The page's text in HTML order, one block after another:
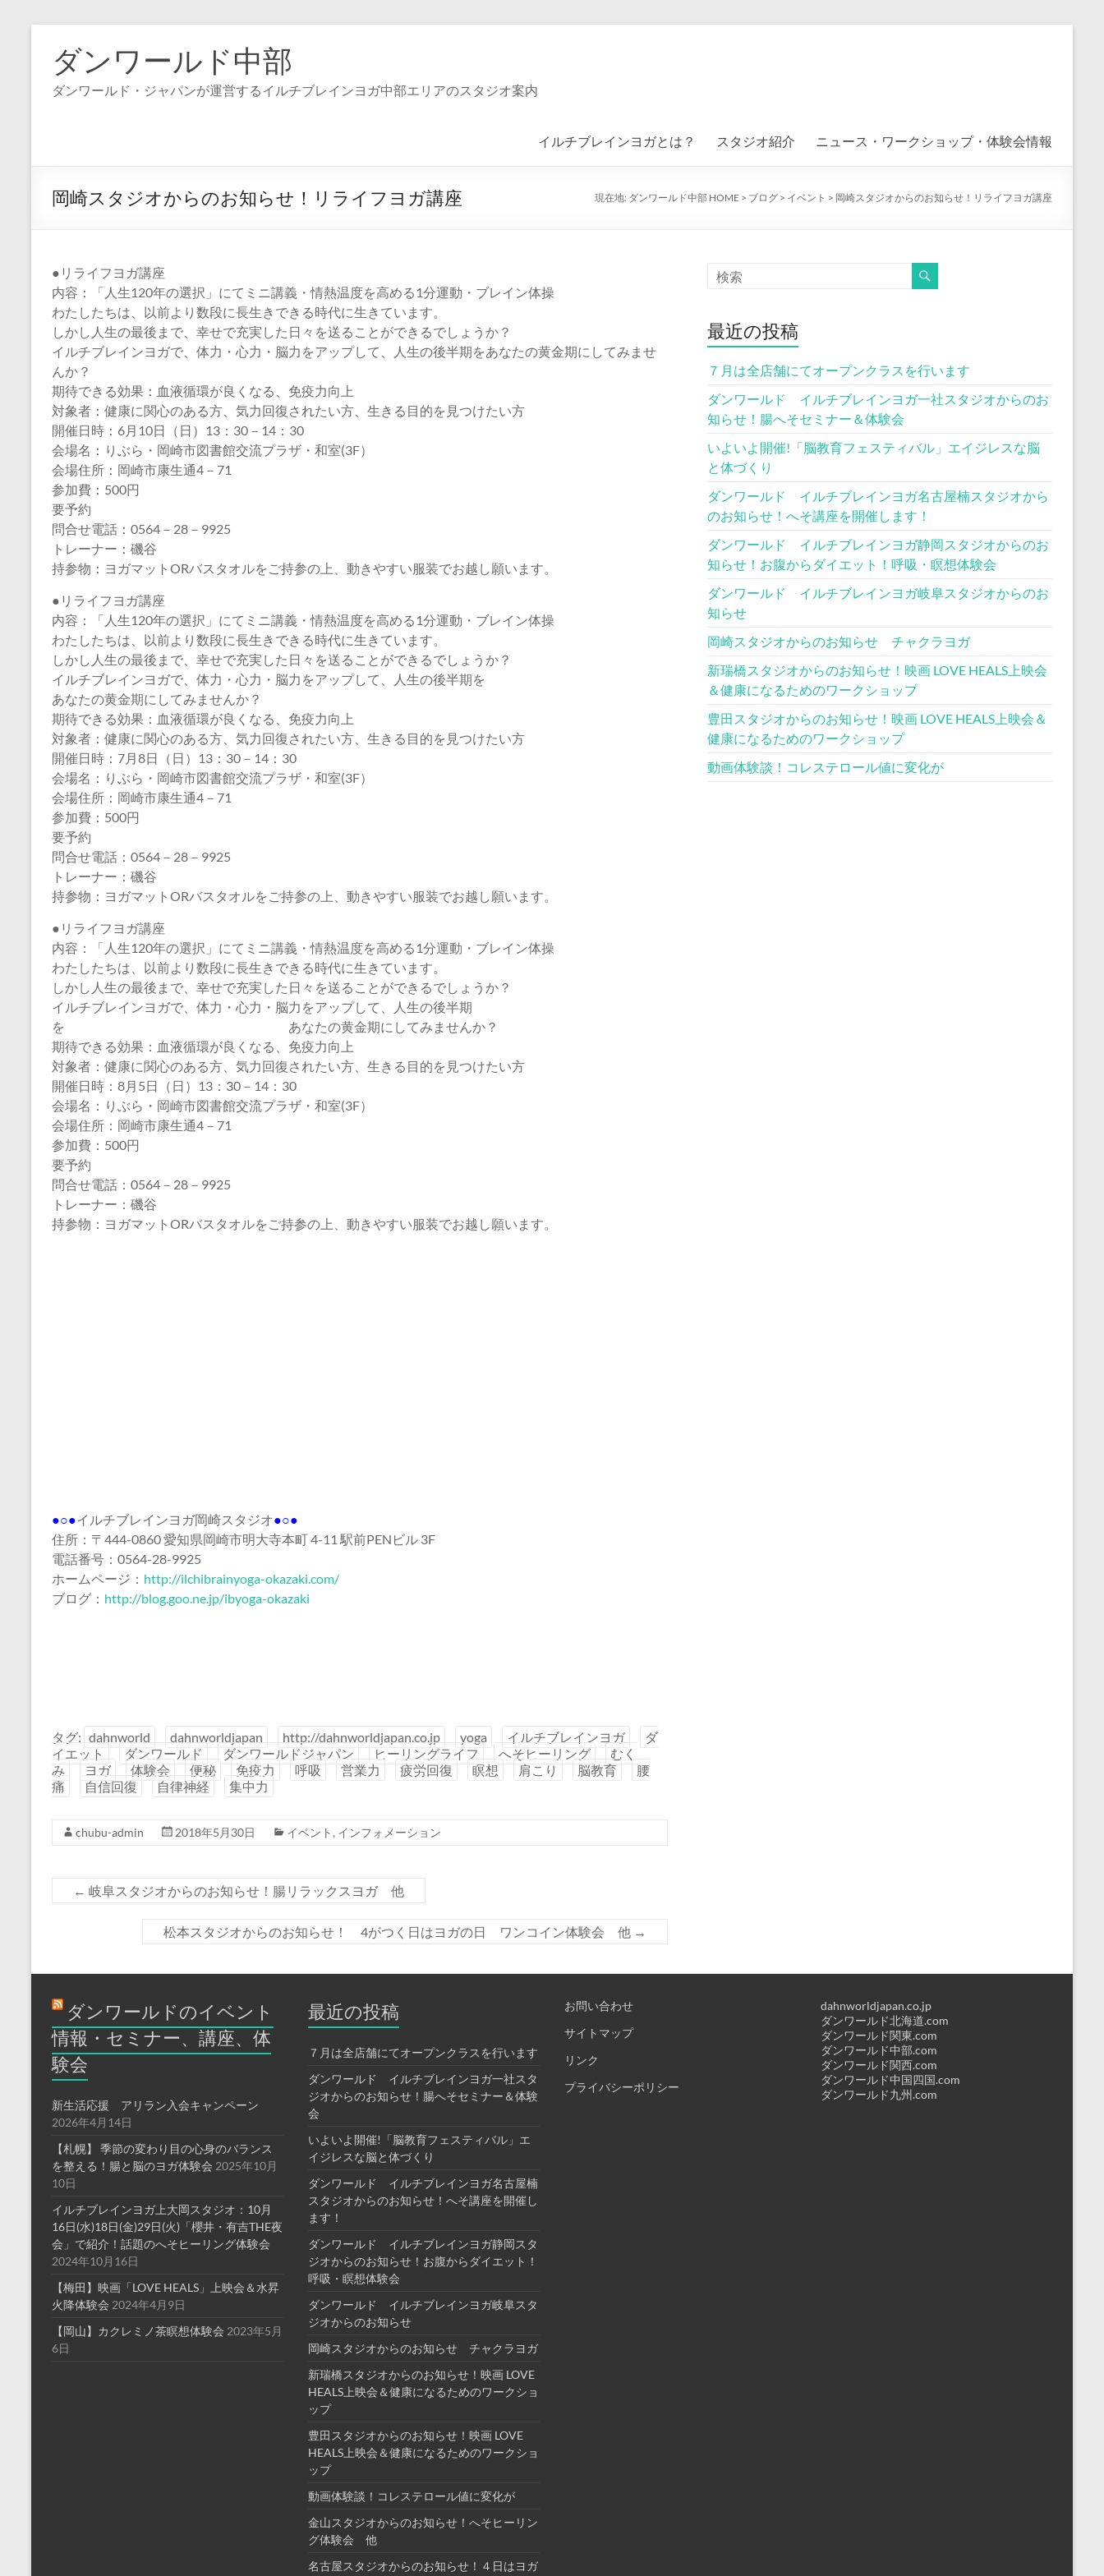
ダンワールド中部
ダンワールド・ジャパンが運営するイルチブレインヨガ中部エリアのスタジオ案内
イルチブレインヨガとは？ スタジオ紹介 ニュース・ワークショップ・体験会情報
岡崎スタジオからのお知らせ！リライフヨガ講座 現在地: ダンワールド中部 HOME > ブログ > イベント > 岡崎スタジオからのお知らせ！リライフヨガ講座
●リライフヨガ講座
内容：「人生120年の選択」にてミニ講義・情熱温度を高める1分運動・ブレイン体操
わたしたちは、以前より数段に長生きできる時代に生きています。
しかし人生の最後まで、幸せで充実した日々を送ることができるでしょうか？
イルチブレインヨガで、体力・心力・脳力をアップして、人生の後半期をあなたの黄金期にしてみませ
んか？
期待できる効果：血液循環が良くなる、免疫力向上
対象者：健康に関心のある方、気力回復されたい方、生きる目的を見つけたい方
開催日時：6月10日（日）13：30－14：30
会場名：りぶら・岡崎市図書館交流プラザ・和室(3F）
会場住所：岡崎市康生通4－71
参加費：500円
要予約
問合せ電話：0564－28－9925
トレーナー：磯谷
持参物：ヨガマットORバスタオルをご持参の上、動きやすい服装でお越し願います。
●リライフヨガ講座
内容：「人生120年の選択」にてミニ講義・情熱温度を高める1分運動・ブレイン体操
わたしたちは、以前より数段に長生きできる時代に生きています。
しかし人生の最後まで、幸せで充実した日々を送ることができるでしょうか？
イルチブレインヨガで、体力・心力・脳力をアップして、人生の後半期を
あなたの黄金期にしてみませんか？
期待できる効果：血液循環が良くなる、免疫力向上
対象者：健康に関心のある方、気力回復されたい方、生きる目的を見つけたい方
開催日時：7月8日（日）13：30－14：30
会場名：りぶら・岡崎市図書館交流プラザ・和室(3F）
会場住所：岡崎市康生通4－71
参加費：500円
要予約
問合せ電話：0564－28－9925
トレーナー：磯谷
持参物：ヨガマットORバスタオルをご持参の上、動きやすい服装でお越し願います。
●リライフヨガ講座
内容：「人生120年の選択」にてミニ講義・情熱温度を高める1分運動・ブレイン体操
わたしたちは、以前より数段に長生きできる時代に生きています。
しかし人生の最後まで、幸せで充実した日々を送ることができるでしょうか？
イルチブレインヨガで、体力・心力・脳力をアップして、人生の後半期
を あなたの黄金期にしてみませんか？
期待できる効果：血液循環が良くなる、免疫力向上
対象者：健康に関心のある方、気力回復されたい方、生きる目的を見つけたい方
開催日時：8月5日（日）13：30－14：30
会場名：りぶら・岡崎市図書館交流プラザ・和室(3F）
会場住所：岡崎市康生通4－71
参加費：500円
要予約
問合せ電話：0564－28－9925
トレーナー：磯谷
持参物：ヨガマットORバスタオルをご持参の上、動きやすい服装でお越し願います。
●○●イルチブレインヨガ岡崎スタジオ●○●
住所：〒444-0860 愛知県岡崎市明大寺本町 4-11 駅前PENビル 3F
電話番号：0564-28-9925
ホームページ： http://ilchibrainyoga-okazaki.com/
ブログ： http://blog.goo.ne.jp/ibyoga-okazaki
タグ: dahnworld dahnworldjapan http://dahnworldjapan.co.jp yoga イルチブレインヨガ
ダ
イエット
ダンワールド ダンワールドジャパン ヒーリングライフ へそヒーリング
むく
み
ヨガ 体験会 便秘 免疫力 呼吸 営業力 疲労回復 瞑想 肩こり 脳教育
腰
痛
自信回復 自律神経 集中力
chubu-admin 2018年5月30日 イベント , インフォメーション
← 岐阜スタジオからのお知らせ！腸リラックスヨガ 他
松本スタジオからのお知らせ！ 4がつく日はヨガの日 ワンコイン体験会 他 →
最近の投稿
７月は全店舗にてオープンクラスを行います
ダンワールド イルチブレインヨガ一社スタジオからのお
知らせ！腸へそセミナー＆体験会
いよいよ開催!「脳教育フェスティバル」エイジレスな脳
と体づくり
ダンワールド イルチブレインヨガ名古屋楠スタジオから
のお知らせ！へそ講座を開催します！
ダンワールド イルチブレインヨガ静岡スタジオからのお
知らせ！お腹からダイエット！呼吸・瞑想体験会
ダンワールド イルチブレインヨガ岐阜スタジオからのお
知らせ
岡崎スタジオからのお知らせ チャクラヨガ
新瑞橋スタジオからのお知らせ！映画 LOVE HEALS上映会
＆健康になるためのワークショップ
豊田スタジオからのお知らせ！映画 LOVE HEALS上映会＆
健康になるためのワークショップ
動画体験談！コレステロール値に変化が
ダンワールドのイベント
情報・セミナー、講座、体
験会
新生活応援 アリラン入会キャンペーン
2026年4月14日
【札幌】 季節の変わり目の心身のバランス
を整える！腸と脳のヨガ体験会 2025年10月
10日
イルチブレインヨガ上大岡スタジオ：10月
16日(水)18日(金)29日(火)「櫻井・有吉THE夜
会」で紹介！話題のへそヒーリング体験会
2024年10月16日
【梅田】映画「LOVE HEALS」上映会＆水昇
火降体験会 2024年4月9日
【岡山】カクレミノ茶瞑想体験会 2023年5月
6日
最近の投稿
７月は全店舗にてオープンクラスを行います
ダンワールド イルチブレインヨガ一社スタ
ジオからのお知らせ！腸へそセミナー＆体験
会
いよいよ開催!「脳教育フェスティバル」エ
イジレスな脳と体づくり
ダンワールド イルチブレインヨガ名古屋楠
スタジオからのお知らせ！へそ講座を開催し
ます！
ダンワールド イルチブレインヨガ静岡スタ
ジオからのお知らせ！お腹からダイエット！
呼吸・瞑想体験会
ダンワールド イルチブレインヨガ岐阜スタ
ジオからのお知らせ
岡崎スタジオからのお知らせ チャクラヨガ
新瑞橋スタジオからのお知らせ！映画 LOVE
HEALS上映会＆健康になるためのワークショ
ップ
豊田スタジオからのお知らせ！映画 LOVE
HEALS上映会＆健康になるためのワークショ
ップ
動画体験談！コレステロール値に変化が
金山スタジオからのお知らせ！へそヒーリン
グ体験会 他
名古屋スタジオからのお知らせ！４日はヨガ
お問い合わせ
サイトマップ
リンク
プライバシーポリシー
dahnworldjapan.co.jp
ダンワールド北海道.com
ダンワールド関東.com
ダンワールド中部.com
ダンワールド関西.com
ダンワールド中国四国.com
ダンワールド九州.com